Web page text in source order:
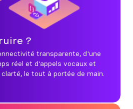
?
transparente, d'une
réel et d'appels vocaux et
le tout à portée de main.